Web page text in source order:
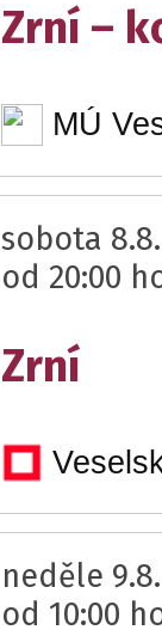
Zrní –
MÚ
sobota 8.8.
od 20:00
Zrní
neděle 9.8.
od 10:00